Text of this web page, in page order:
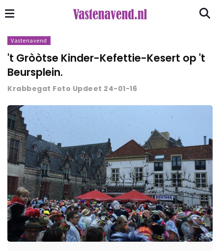
Vastenavend
't Gròòtse Kinder-Kefettie-Kesert op 't
Beursplein.
Krabbegat Foto Updeet 24-01-16